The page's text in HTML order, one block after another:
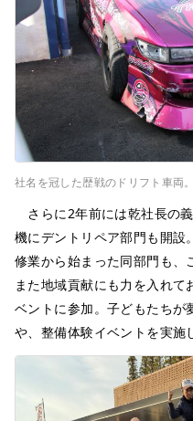
社名を冠した歴戦のドリフト車両
さらに2年前には乾社長の
機にデントリペア部門も開設
修業から始まった同部門も、
また地域貢献にも力を入れて
ベントに参加。子どもたちが
や、整備体験イベントを実施